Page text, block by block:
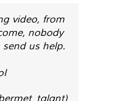
video, from
nobody
send us help.